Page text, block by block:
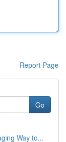
Report Page
Go
Way to...